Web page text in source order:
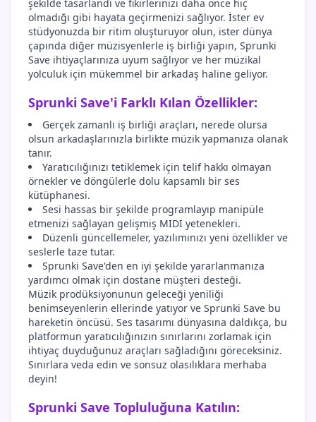
şekilde tasarlandı ve fikirlerinizi daha önce hiç
olmadığı gibi hayata geçirmenizi sağlıyor. İster ev
stüdyonuzda bir ritim oluşturuyor olun, ister dünya
çapında diğer müzisyenlerle iş birliği yapın, Sprunki
Save ihtiyaçlarınıza uyum sağlıyor ve her müzikal
yolculuk için mükemmel bir arkadaş haline geliyor.
Sprunki Save'i Farklı Kılan Özellikler:
Gerçek zamanlı iş birliği araçları, nerede olursa
olsun arkadaşlarınızla birlikte müzik yapmanıza olanak
tanır.
Yaratıcılığınızı tetiklemek için telif hakkı olmayan
örnekler ve döngülerle dolu kapsamlı bir ses
kütüphanesi.
Sesi hassas bir şekilde programlayıp manipüle
etmenizi sağlayan gelişmiş MIDI yetenekleri.
Düzenli güncellemeler, yazılımınızı yeni özellikler ve
seslerle taze tutar.
Sprunki Save'den en iyi şekilde yararlanmanıza
yardımcı olmak için dostane müşteri desteği.
Müzik prodüksiyonunun geleceği yeniliği
benimseyenlerin ellerinde yatıyor ve Sprunki Save bu
hareketin öncüsü. Ses tasarımı dünyasına daldıkça, bu
platformun yaratıcılığınızın sınırlarını zorlamak için
ihtiyaç duyduğunuz araçları sağladığını göreceksiniz.
Sınırlara veda edin ve sonsuz olasılıklara merhaba
deyin!
Sprunki Save Topluluğuna Katılın: